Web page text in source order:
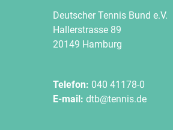
Deutscher Tennis Bund e.V.
Hallerstrasse 89
20149 Hamburg
Telefon: 040 41178-0
E-mail: dtb@tennis.de